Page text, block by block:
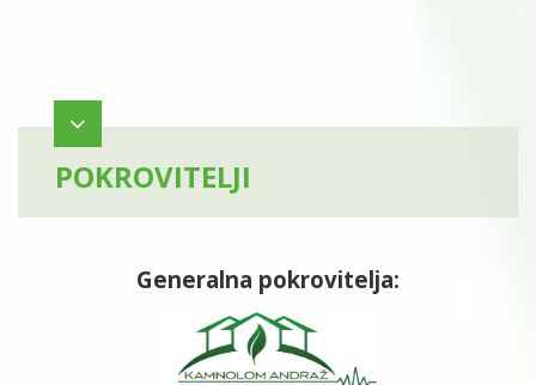
POKROVITELJI
Generalna pokrovitelja: